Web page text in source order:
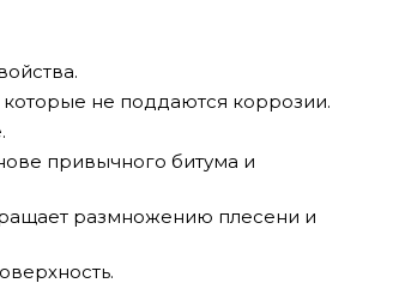
не поддаются коррозии.
привычного битума и
размножению плесени и